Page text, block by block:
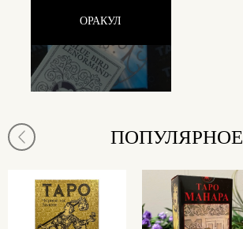
ОРАКУЛ
ПОПУЛЯРНОЕ